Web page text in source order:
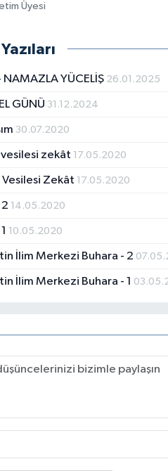
Üyesi
YÜCELİŞ 26.01.2025
GÜNÜ 31.12.2024
30.07.2020
zekât 17.05.2020
Vesilesi Zekât 17.05.2020
2 14.05.2020
10.05.2020
İlim Merkezi Buhara - 2
İlim Merkezi Buhara - 1